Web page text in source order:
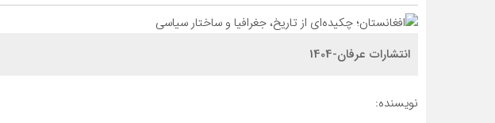
انتشارات عرفان-1404
نویسنده: